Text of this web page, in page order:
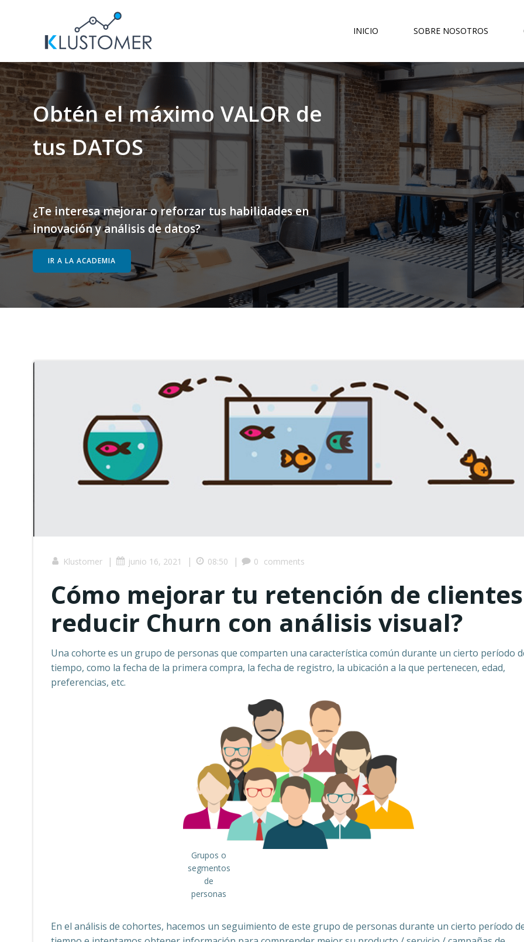
INICIO SOBRE NOSOTROS
Obtén el máximo VALOR de
tus DATOS
¿Te interesa mejorar o reforzar tus habilidades en
innovación y análisis de datos?
IR A LA ACADEMIA
Klustomer | junio 16, 2021 | 08:50 | 0 comments
Cómo mejorar tu retención de
reducir Churn con análisis visual?
Una cohorte es un grupo de personas que comparten una característica común durante un cierto período
tiempo, como la fecha de la primera compra, la fecha de registro, la ubicación a la que pertenecen, edad,
preferencias, etc.
Grupos o
segmentos
de
personas
En el análisis de cohortes, hacemos un seguimiento de este grupo de personas durante un cierto período